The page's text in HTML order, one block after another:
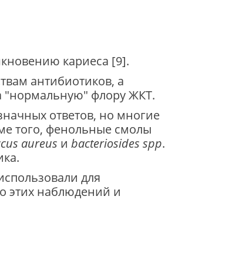
кариеса [9].
антибиотиков, а
"нормальную" флору ЖКТ.
ответов, но многие
того, фенольные смолы
aureus и bacteriosides spp.
для
этих наблюдений и